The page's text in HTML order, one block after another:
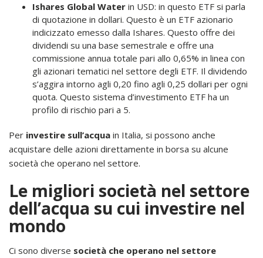
Ishares Global Water in USD: in questo ETF si parla
di quotazione in dollari. Questo è un ETF azionario
indicizzato emesso dalla Ishares. Questo offre dei
dividendi su una base semestrale e offre una
commissione annua totale pari allo 0,65% in linea con
gli azionari tematici nel settore degli ETF. Il dividendo
s’aggira intorno agli 0,20 fino agli 0,25 dollari per ogni
quota. Questo sistema d’investimento ETF ha un
profilo di rischio pari a 5.
Per investire sull’acqua in Italia, si possono anche
acquistare delle azioni direttamente in borsa su alcune
società che operano nel settore.
Le migliori società nel settore
dell’acqua su cui investire nel
mondo
Ci sono diverse società che operano nel settore